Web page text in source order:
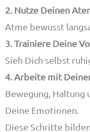
2. Nutze Deinen
Atme bewusst
3. Trainiere Deine
Sieh Dich selbst
4. Arbeite mit
Bewegung, Haltung
Deine Emotionen.
Diese Schritte